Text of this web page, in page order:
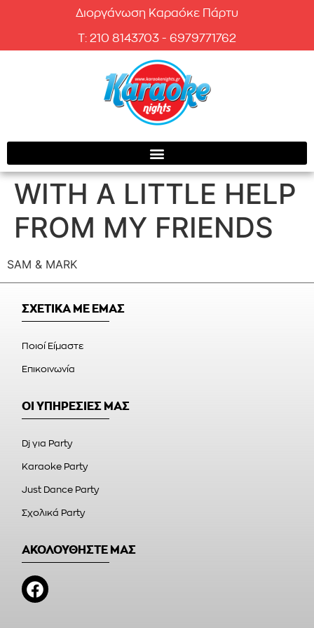
Διοργάνωση Καραόκε Πάρτυ
T: 210 8143703 - 6979771762
WITH A LITTLE HELP
FROM MY FRIENDS
SAM & MARK
ΣΧΕΤΙΚΑ ΜΕ ΕΜΑΣ
Ποιοί Είμαστε
Επικοινωνία
ΟΙ ΥΠΗΡΕΣΙΕΣ ΜΑΣ
Dj για Party
Karaoke Party
Just Dance Party
Σχολικά Party
ΑΚΟΛΟΥΘΗΣΤΕ ΜΑΣ